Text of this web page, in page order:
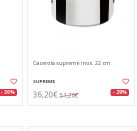
- 30%
Cacerola supreme inox. 22 cm.
SUPREME
36,20€ 51,20€ - 29%